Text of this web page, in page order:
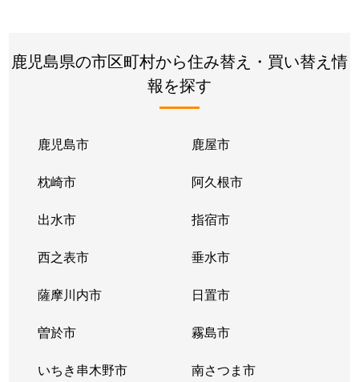
鹿児島県の市区町村から住み替え・買い替え情
報を探す
鹿児島市 鹿屋市
枕崎市 阿久根市
出水市 指宿市
西之表市 垂水市
薩摩川内市 日置市
曽於市 霧島市
いちき串木野市 南さつま市